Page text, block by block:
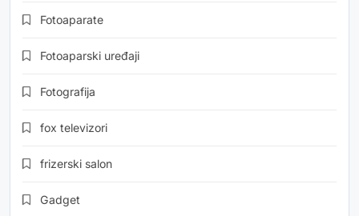
Fotoaparate
Fotoaparski uređaji
Fotografija
fox televizori
frizerski salon
Gadget